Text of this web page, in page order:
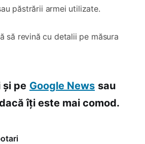
păstrării armei utilizate.
să revină cu detalii pe măsura
și pe Google News sau
îți este mai comod.